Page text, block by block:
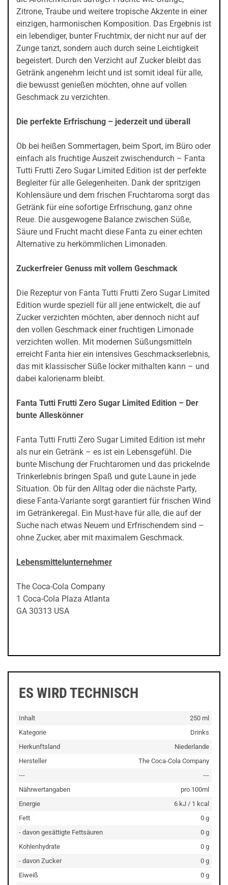
Zitrone, Traube und weitere tropische Akzente in einer
einzigen, harmonischen Komposition. Das Ergebnis ist
ein lebendiger, bunter Fruchtmix, der nicht nur auf der
Zunge tanzt, sondern auch durch seine Leichtigkeit
begeistert. Durch den Verzicht auf Zucker bleibt das
Getränk angenehm leicht und ist somit ideal für alle,
die bewusst genießen möchten, ohne auf vollen
Geschmack zu verzichten.
Die perfekte Erfrischung – jederzeit und überall
Ob bei heißen Sommertagen, beim Sport, im Büro oder
einfach als fruchtige Auszeit zwischendurch – Fanta
Tutti Frutti Zero Sugar Limited Edition ist der perfekte
Begleiter für alle Gelegenheiten. Dank der spritzigen
Kohlensäure und dem frischen Fruchtaroma sorgt das
Getränk für eine sofortige Erfrischung, ganz ohne
Reue. Die ausgewogene Balance zwischen Süße,
Säure und Frucht macht diese Fanta zu einer echten
Alternative zu herkömmlichen Limonaden.
Zuckerfreier Genuss mit vollem Geschmack
Die Rezeptur von Fanta Tutti Frutti Zero Sugar Limited
Edition wurde speziell für all jene entwickelt, die auf
Zucker verzichten möchten, aber dennoch nicht auf
den vollen Geschmack einer fruchtigen Limonade
verzichten wollen. Mit modernen Süßungsmitteln
erreicht Fanta hier ein intensives Geschmackserlebnis,
das mit klassischer Süße locker mithalten kann – und
dabei kalorienarm bleibt.
Fanta Tutti Frutti Zero Sugar Limited Edition – Der
bunte Alleskönner
Fanta Tutti Frutti Zero Sugar Limited Edition ist mehr
als nur ein Getränk – es ist ein Lebensgefühl. Die
bunte Mischung der Fruchtaromen und das prickelnde
Trinkerlebnis bringen Spaß und gute Laune in jede
Situation. Ob für den Alltag oder die nächste Party,
diese Fanta-Variante sorgt garantiert für frischen Wind
im Getränkeregal. Ein Must-have für alle, die auf der
Suche nach etwas Neuem und Erfrischendem sind –
ohne Zucker, aber mit maximalem Geschmack.
Lebensmittelunternehmer
The Coca-Cola Company
1 Coca-Cola Plaza Atlanta
GA 30313 USA
ES WIRD TECHNISCH
Inhalt
250 ml
Kategorie
Drinks
Herkunftsland
Niederlande
Hersteller
The Coca-Cola Company
---
---
Nährwertangaben
pro 100ml
Energie
6 kJ / 1 kcal
Fett
0 g
- davon gesättigte Fettsäuren
0 g
Kohlenhydrate
0 g
- davon Zucker
0 g
Eiweiß
0 g